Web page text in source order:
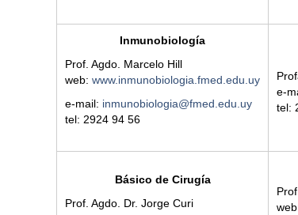
Inmunobiología
Prof. Agdo. Marcelo Hill
web:www.inmunobiologia.fmed.edu.uy
e-mail: inmunobiologia@fmed.edu.uy
tel: 2924 94 56
e-
tel:
Básico de Cirugía
Prof. Agdo. Dr. Jorge Curi